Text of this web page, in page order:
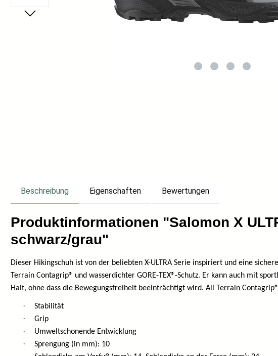
Beschreibung Eigenschaften Bewertungen
Produktinformationen "Salomon X
schwarz/grau"
Dieser Hikingschuh ist von der beliebten X-ULTRA Serie inspiriert und eine
Terrain Contagrip® und wasserdichter GORE-TEX®-Schutz. Er kann auch mit
Halt, ohne dass die Bewegungsfreiheit beeinträchtigt wird. All Terrain
· Stabilität
· Grip
· Umweltschonende Entwicklung
· Sprengung (in mm): 10